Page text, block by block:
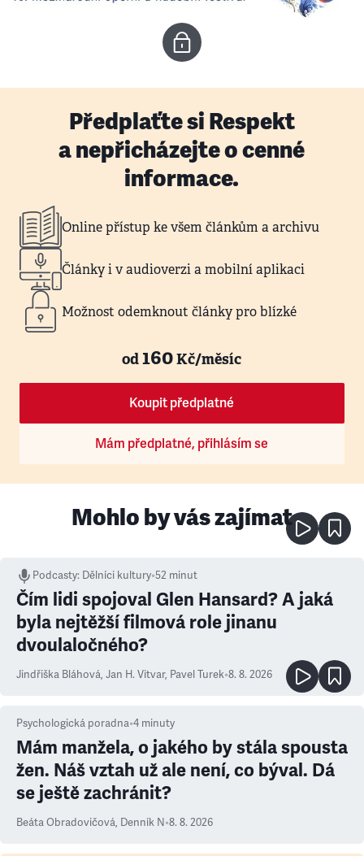
Předplaťte si Respekt
a nepřicházejte o cenné
informace.
Online přístup ke všem článkům a archivu
Články i v audioverzi a mobilní aplikaci
Možnost odemknout články pro blízké
od160Kč/měsíc
Koupit předplatné
Mám předplatné, přihlásím se
Mohlo by vás zajímat
Podcasty: Dělníci kultury•52 minut
Čím lidi spojoval Glen Hansard? A jaká
byla nejtěžší filmová role jinanu
dvoulaločného?
Jindřiška Bláhová, Jan H. Vitvar, Pavel Turek•8. 8. 2026
Psychologická poradna•4 minuty
Mám manžela, o jakého by stála spousta
žen. Náš vztah už ale není, co býval. Dá
se ještě zachránit?
Beáta Obradovičová, Denník N•8. 8. 2026